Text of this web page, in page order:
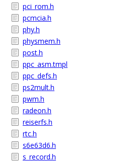
pci_rom.h
pcmcia.h
phy.h
physmem.h
post.h
ppc_asm.tmpl
ppc_defs.h
ps2mult.h
pwm.h
radeon.h
reiserfs.h
rtc.h
s6e63d6.h
s_record.h